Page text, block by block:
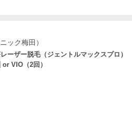
ック梅田）
ーザー脱毛（ジェントルマックスプロ）
or VIO（2回）